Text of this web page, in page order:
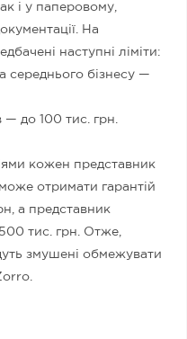
і у паперовому,
На
наступні ліміти:
середнього бізнесу —
— до 100 тис. грн.
кожен представник
отримати гарантій
а представник
тис. грн. Отже,
змушені обмежувати